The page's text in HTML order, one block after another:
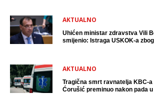
AKTUALNO
Uhićen ministar zdravstva Vili
smijenio: Istraga USKOK-a
AKTUALNO
Tragična smrt ravnatelja KBC-a
Ćorušić preminuo nakon pada